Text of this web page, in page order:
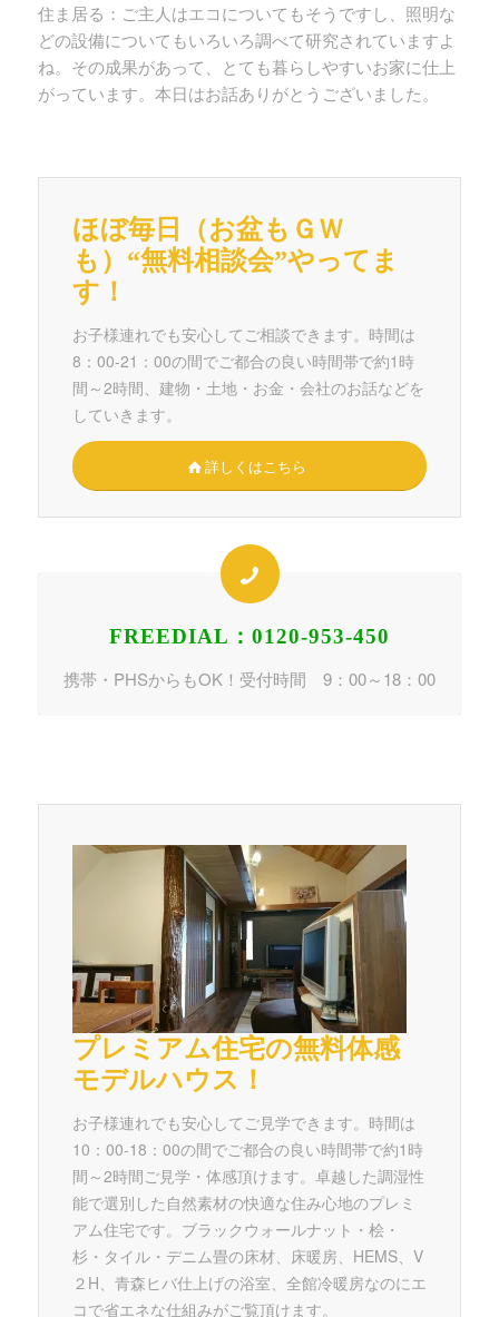
住ま居る：ご主人はエコについてもそうですし、照明な
どの設備についてもいろいろ調べて研究されていますよ
ね。その成果があって、とても暮らしやすいお家に仕上
がっています。本日はお話ありがとうございました。
ほぼ毎日（お盆もＧＷ
も）“無料相談会”やってま
す！
お子様連れでも安心してご相談できます。時間は
8：00-21：00の間でご都合の良い時間帯で約1時
間～2時間、建物・土地・お金・会社のお話などを
していきます。
詳しくはこちら
FREEDIAL：0120-953-450
携帯・PHSからもOK！受付時間 9：00～18：00
プレミアム住宅の無料体感
モデルハウス！
お子様連れでも安心してご見学できます。時間は
10：00-18：00の間でご都合の良い時間帯で約1時
間～2時間ご見学・体感頂けます。卓越した調湿性
能で選別した自然素材の快適な住み心地のプレミ
アム住宅です。ブラックウォールナット・桧・
杉・タイル・デニム畳の床材、床暖房、HEMS、V
２H、青森ヒバ仕上げの浴室、全館冷暖房なのにエ
コで省エネな仕組みがご覧頂けます。